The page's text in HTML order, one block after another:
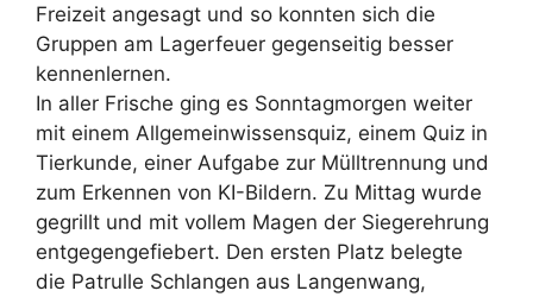
Freizeit angesagt und so konnten sich die
Gruppen am Lagerfeuer gegenseitig besser
kennenlernen.
In aller Frische ging es Sonntagmorgen weiter
mit einem Allgemeinwissensquiz, einem Quiz in
Tierkunde, einer Aufgabe zur Mülltrennung und
zum Erkennen von KI-Bildern. Zu Mittag wurde
gegrillt und mit vollem Magen der Siegerehrung
entgegengefiebert. Den ersten Platz belegte
die Patrulle Schlangen aus Langenwang,